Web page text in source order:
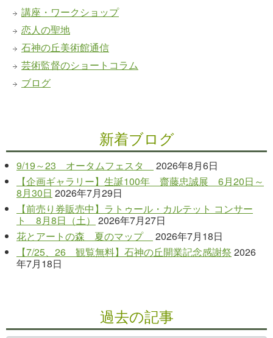
講座・ワークショップ
恋人の聖地
石神の丘美術館通信
芸術監督のショートコラム
ブログ
新着ブログ
9/19～23 オータムフェスタ
2026年8月6日
【企画ギャラリー】生誕100年 齋藤忠誠展 6月20日～
8月30日 2026年7月29日
【前売り券販売中】ラトゥール・カルテット コンサー
ト 8月8日（土）
2026年7月27日
花とアートの森 夏のマップ
2026年7月18日
【7/25、26 観覧無料】石神の丘開業記念感謝祭 2026
年7月18日
過去の記事